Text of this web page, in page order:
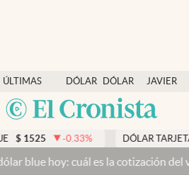
ÚLTIMAS
NOTICIAS
DÓLAR
DÓLAR
BLUE
JAVIER
Dólar
Members
Economía y Política
Finanzas y Mercados
% DÓLAR TARJETA $ 1976
es la cotización del viernes 7 de